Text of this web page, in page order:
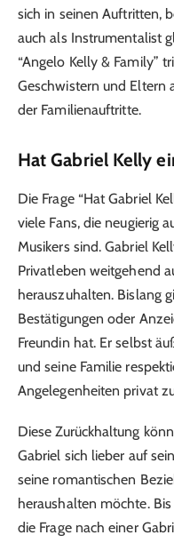
sich in seinen Auftritten,
auch als Instrumentalist
“Angelo Kelly & Family”
Geschwistern und Eltern
der Familienauftritte.
Hat Gabriel Kelly
Die Frage “Hat Gabriel
viele Fans, die neugierig
Musikers sind. Gabriel
Privatleben weitgehend
herauszuhalten. Bislang
Bestätigungen oder
Freundin hat. Er selbst
und seine Familie
Angelegenheiten privat
Diese Zurückhaltung
Gabriel sich lieber auf
seine romantischen
heraushalten möchte.
die Frage nach einer